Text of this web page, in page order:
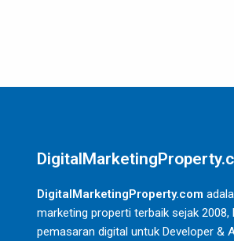
DigitalMarketingProperty.com
marketing properti terbaik sejak
pemasaran digital untuk Developer &